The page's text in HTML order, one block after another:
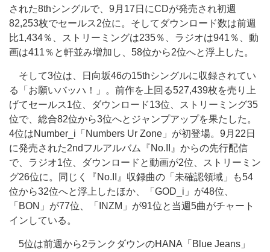
された8thシングルで、9月17日にCDが発売され初週
82,253枚でセールス2位に。そしてダウンロード数は前週
比1,434％、ストリーミングは235％、ラジオは941％、動
画は411％と軒並み増加し、58位から2位へと浮上した。
そして3位は、日向坂46の15thシングルに収録されてい
る「お願いバッハ！」。前作を上回る527,439枚を売り上
げてセールス1位、ダウンロード13位、ストリーミング35
位で、総合82位から3位へとジャンプアップを果たした。
4位はNumber_i「Numbers Ur Zone」が初登場。9月22日
に発売された2ndフルアルバム『No.II』からの先行配信
で、ラジオ1位、ダウンロードと動画が2位、ストリーミン
グ26位に。同じく『No.II』収録曲の「未確認領域」も54
位から32位へと浮上したほか、「GOD_i」が48位、
「BON」が77位、「INZM」が91位と当週5曲がチャート
インしている。
5位は前週から2ランクダウンのHANA「Blue Jeans」